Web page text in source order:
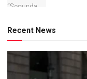
Recent News